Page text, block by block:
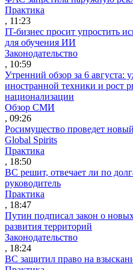
Практика
, 11:23
IT-бизнес просит упростить
для обучения ИИ
Законодательство
, 10:59
Утренний обзор за 6 августа:
иностранной техники и рост
национализации
Обзор СМИ
, 09:26
Росимущество проведет
Global Spirits
Практика
, 18:50
ВС решит, отвечает ли по
руководитель
Практика
, 18:47
Путин подписал закон о
развития территорий
Законодательство
, 18:24
ВС защитил право на